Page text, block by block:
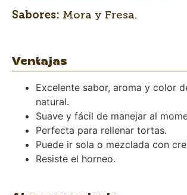
Sabores: Mora y Fresa.
Ventajas
Excelente sabor, aroma y color
natural.
Suave y fácil de manejar al
Perfecta para rellenar tortas.
Puede ir sola o mezclada con
Resiste el horneo.